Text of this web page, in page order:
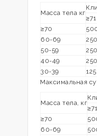
Масса тела кг
≥71
≥70
60-69
50-59
40-49
30-39
Максимальная
Масса тела, кг
≥71
≥70
60-69